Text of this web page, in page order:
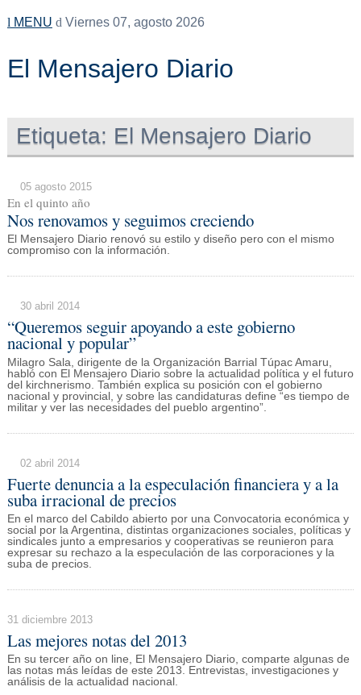
MENU Viernes 07, agosto 2026
El Mensajero Diario
Etiqueta: El Mensajero Diario
05 agosto 2015
En el quinto año
Nos renovamos y seguimos creciendo
El Mensajero Diario renovó su estilo y diseño pero con el mismo
compromiso con la información.
30 abril 2014
“Queremos seguir apoyando a este gobierno
nacional y popular”
Milagro Sala, dirigente de la Organización Barrial Túpac Amaru,
habló con El Mensajero Diario sobre la actualidad política y el futuro
del kirchnerismo. También explica su posición con el gobierno
nacional y provincial, y sobre las candidaturas define “es tiempo de
militar y ver las necesidades del pueblo argentino”.
02 abril 2014
Fuerte denuncia a la especulación financiera y a la
suba irracional de precios
En el marco del Cabildo abierto por una Convocatoria económica y
social por la Argentina, distintas organizaciones sociales, políticas y
sindicales junto a empresarios y cooperativas se reunieron para
expresar su rechazo a la especulación de las corporaciones y la
suba de precios.
31 diciembre 2013
Las mejores notas del 2013
En su tercer año on line, El Mensajero Diario, comparte algunas de
las notas más leídas de este 2013. Entrevistas, investigaciones y
análisis de la actualidad nacional.